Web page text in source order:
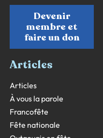
Devenir
membre et
faire un don
Articles
Articles
À vous la parole
Francofête
Fête nationale